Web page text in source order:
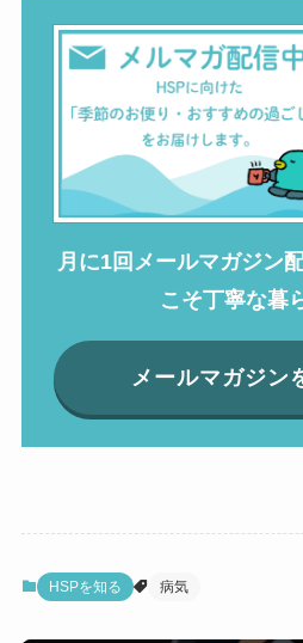
月に1回メールマガジン
こそ丁寧な暮
メールマガジン
HSPを知る 病気